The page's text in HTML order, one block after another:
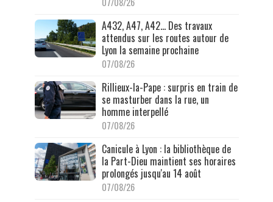
A432, A47, A42… Des travaux
attendus sur les routes autour de
Lyon la semaine prochaine
07/08/26
Rillieux-la-Pape : surpris en train de
se masturber dans la rue, un
homme interpellé
07/08/26
Canicule à Lyon : la bibliothèque de
la Part-Dieu maintient ses horaires
prolongés jusqu'au 14 août
07/08/26